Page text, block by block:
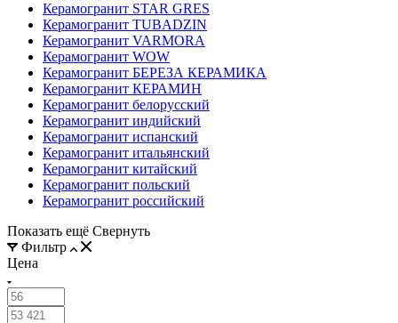
Керамогранит STAR GRES
Керамогранит TUBADZIN
Керамогранит VARMORA
Керамогранит WOW
Керамогранит БЕРЕЗА КЕРАМИКА
Керамогранит КЕРАМИН
Керамогранит белорусский
Керамогранит индийский
Керамогранит испанский
Керамогранит итальянский
Керамогранит китайский
Керамогранит польский
Керамогранит российский
Показать ещё Свернуть
Фильтр
Цена